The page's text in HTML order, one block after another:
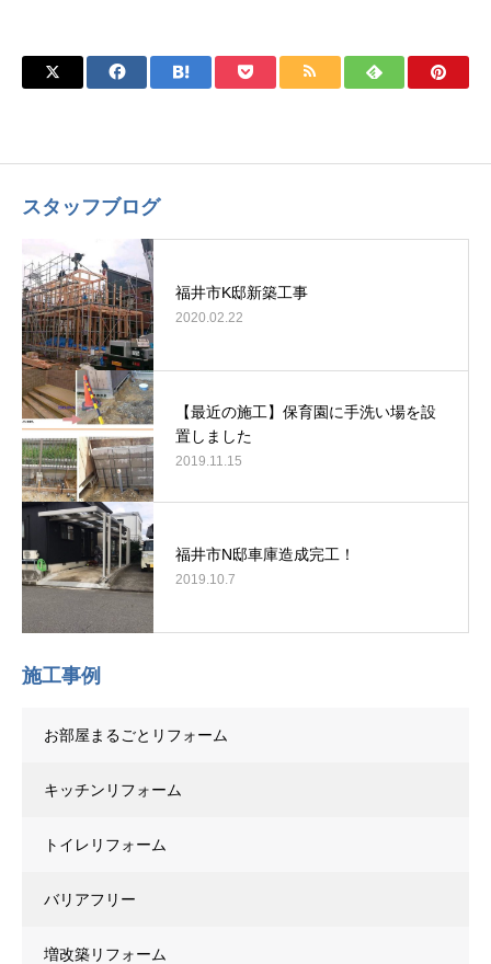
スタッフブログ
福井市K邸新築工事
2020.02.22
【最近の施工】保育園に手洗い場を設
置しました
2019.11.15
福井市N邸車庫造成完工！
2019.10.7
施工事例
お部屋まるごとリフォーム
キッチンリフォーム
トイレリフォーム
バリアフリー
増改築リフォーム